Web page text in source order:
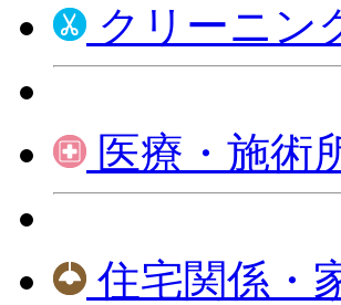
クリーニン
医療・施術
住宅関係・